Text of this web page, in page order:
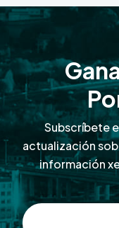
Subscríbete
actualización
información